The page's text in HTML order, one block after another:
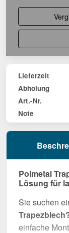
Lieferzeit
Abholung
Art.-Nr.
Note
Polmetal
Lösung für
Sie suchen
einfache